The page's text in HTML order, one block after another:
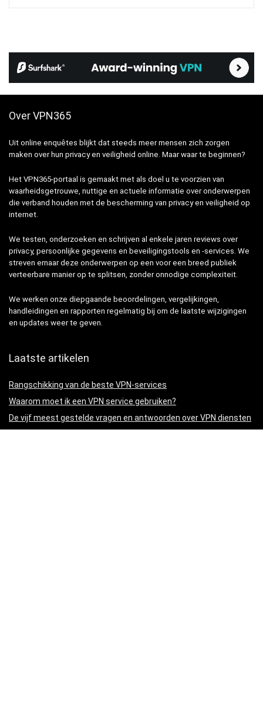
Over VPN365
Uit online enquêtes blijkt dat steeds meer mensen zich zorgen
maken over hun privacy en veiligheid online. Maar waar te beginnen?
Het VPN365-portaal is gemaakt met als doel u te voorzien van
waarheidsgetrouwe, nuttige en actuele informatie over onderwerpen
die verband houden met de bescherming van privacy en veiligheid op
internet.
We testen, onderzoeken en schrijven al enkele jaren reviews over
privacy, persoonlijke gegevens en beveiligingstools en -services. We
streven ernaar deze onderwerpen op een voor een breed publiek
verteerbare manier op te splitsen, zonder onnodige complexiteit.
We werken onze diepgaande beoordelingen, vergelijkingen,
handleidingen en rapporten regelmatig bij om de laatste wijzigingen
en updates weer te geven.
Laatste artikelen
Rangschikking van de beste VPN-services
Waarom moet ik een VPN service gebruiken?
De vijf meest gestelde vragen en antwoorden over VPN diensten